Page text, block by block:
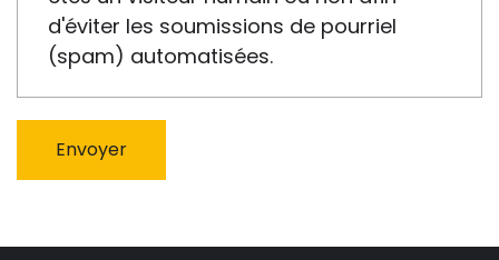
d'éviter les soumissions de pourriel
(spam) automatisées.